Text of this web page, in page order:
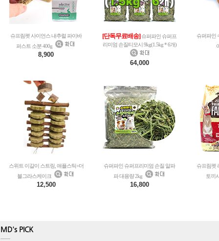
슈프림펫 사이언스 내추럴 파이바
퍼스트 소분 400g
8,900
[단독무료배송] 슈퍼파인 슈퍼프
리미엄 손질티모시 9kg(1.5kg * 6개)
64,000
슈퍼파인
스위트 이갈이 스트링, 애플스틱+더
블그라스케이크
12,500
슈퍼파인 슈퍼프리미엄 손질 알파
파 대용량 2kg
16,800
슈프림펫
토끼
MD's PICK